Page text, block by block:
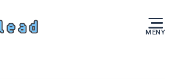
MENY